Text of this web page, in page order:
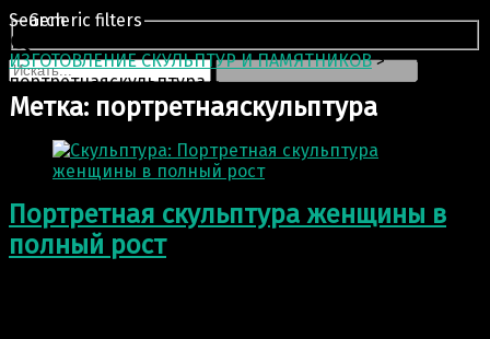
Search
Generic filters
ИЗГОТОВЛЕНИЕ СКУЛЬПТУР И ПАМЯТНИКОВ>
портретнаяскульптура
Метка: портретнаяскульптура
Портретная скульптура женщины в
полный рост